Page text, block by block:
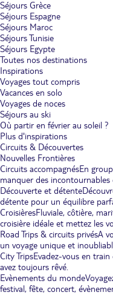
Séjours Grèce
Séjours Espagne
Séjours Maroc
Séjours Tunisie
Séjours Egypte
Toutes nos destinations
Inspirations
Voyages tout compris
Vacances en solo
Voyages de noces
Séjours au ski
Où partir en février au soleil ?
Plus d'inspirations
Circuits & Découvertes
Nouvelles Frontières
Circuits accompagnésEn
manquer des incontournables
Découverte et détente
détente pour un équilibre
CroisièresFluviale, côtière,
croisière idéale et mettez les
Road Trips & circuits privésA
un voyage unique et
City TripsEvadez-vous en
avez toujours rêvé.
Evènements du monde
festival, fête, concert,